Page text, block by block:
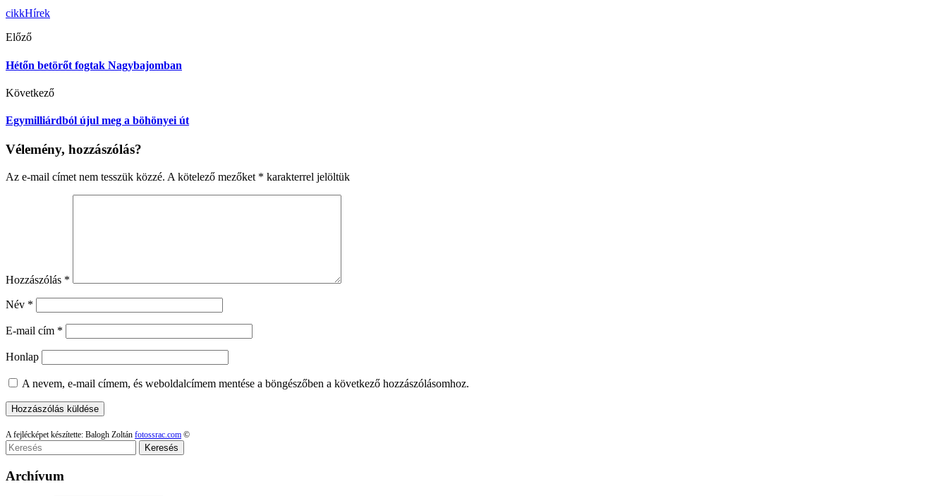
cikkHírek
Előző
Hétőn betörőt fogtak Nagybajomban
Következő
Egymilliárdból újul meg a böhönyei út
Vélemény, hozzászólás?
Az e-mail címet nem tesszük közzé. A kötelező mezőket * karakterrel jelöltük
Hozzászólás *
Név *
E-mail cím *
Honlap
A nevem, e-mail címem, és weboldalcímem mentése a böngészőben a következő hozzászólásomhoz.
A fejlécképet készítette: Balogh Zoltán fotossrac.com ©
Keresés
Archívum